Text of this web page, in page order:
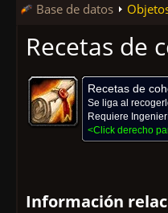
Base de datos
Recetas de
Recetas de
Se liga al
Requiere
<Click derecho
Información